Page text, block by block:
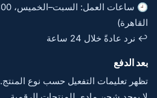
القاهرة)
↩️ نرد عادةً خلال 24 ساعة
بعد الدفع
تظهر تعليمات التفعيل حسب نوع المنتج.